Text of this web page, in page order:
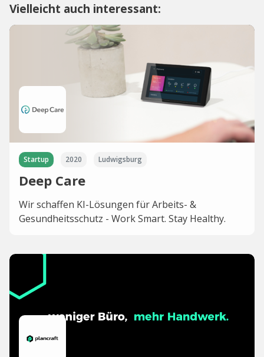
Vielleicht auch interessant:
Startup 2020 Ludwigsburg
Deep Care
Wir schaffen KI-Lösungen für Arbeits- &
Gesundheitsschutz - Work Smart. Stay Healthy.